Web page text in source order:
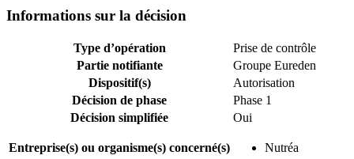
Informations sur la décision
Type d’opération
Prise de contrôle
Partie notifiante
Groupe Eureden
Dispositif(s)
Autorisation
Décision de phase
Phase 1
Décision simplifiée
Oui
Entreprise(s) ou organisme(s) concerné(s) Nutréa